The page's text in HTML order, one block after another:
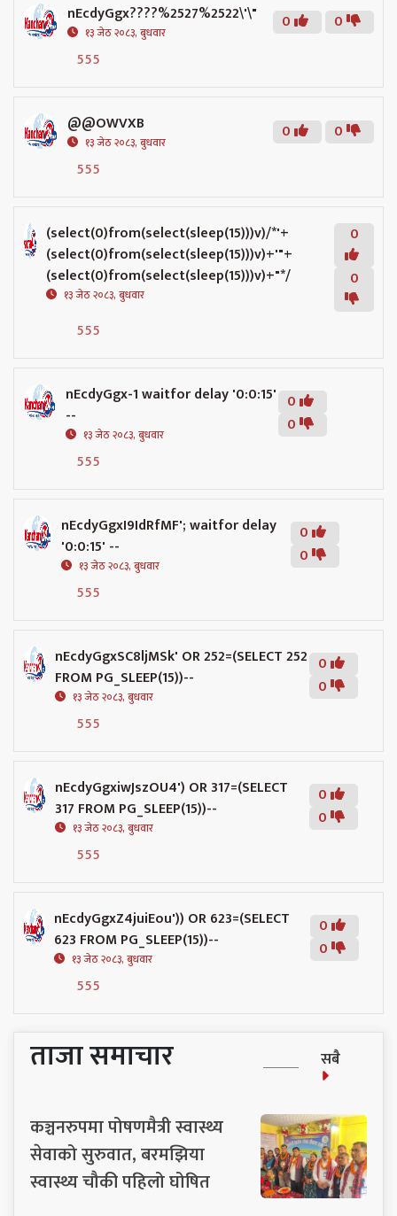
nEcdyGgx????%2527%2522\'\"
१३ जेठ २०८३, बुधवार 0
0
555
@@OWVXB
१३ जेठ २०८३, बुधवार 0
0
555
(select(0)from(select(sleep(15)))v)/*'+
(select(0)from(select(sleep(15)))v)+'"+
(select(0)from(select(sleep(15)))v)+"*/
१३ जेठ २०८३, बुधवार
0
0
555
nEcdyGgx-1 waitfor delay '0:0:15'
--
१३ जेठ २०८३, बुधवार
0
0
555
nEcdyGgxI9IdRfMF'; waitfor delay
'0:0:15' --
१३ जेठ २०८३, बुधवार
0
0
555
nEcdyGgxSC8ljMSk' OR 252=(SELECT 252
FROM PG_SLEEP(15))--
१३ जेठ २०८३, बुधवार
0
0
555
nEcdyGgxiwJszOU4') OR 317=(SELECT
317 FROM PG_SLEEP(15))--
१३ जेठ २०८३, बुधवार
0
0
555
nEcdyGgxZ4juiEou')) OR 623=(SELECT
623 FROM PG_SLEEP(15))--
१३ जेठ २०८३, बुधवार
0
0
555
ताजा समाचार सबै
कञ्चनरुपमा पोषणमैत्री स्वास्थ्य
सेवाको सुरुवात, बरमझिया
स्वास्थ्य चौकी पहिलो घोषित